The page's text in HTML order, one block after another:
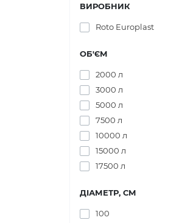
ВИРОБНИК
Roto Europlast
ОБ'ЄМ
2000 л
3000 л
5000 л
7500 л
10000 л
15000 л
17500 л
ДІАМЕТР, СМ
100